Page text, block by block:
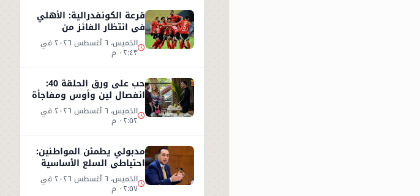
قرعة الكونفدرالية: الأهلي
في انتظار الفائز من
مقديشو سيتي وكيتاراالخميس، ٦ أغسطس ٢٠٢٦ في
٠٢:٤٣ م
حب على ورق الحلقة 40:
انفصال لين وأوس ومفاجأة
جديدة داخل الشركة الخميس، ٦ أغسطس ٢٠٢٦ في
٠٢:٥٢ م
مدبولي يطمئن المواطنين:
احتياطي السلع الأساسية
آمن ويغطي الاستهلاك
لعام كامل الخميس، ٦ أغسطس ٢٠٢٦ في
٠٢:٥٧ م